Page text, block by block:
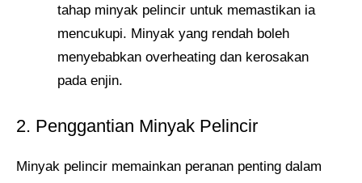
tahap minyak pelincir untuk memastikan ia
mencukupi. Minyak yang rendah boleh
menyebabkan overheating dan kerosakan
pada enjin.
2. Penggantian Minyak Pelincir
Minyak pelincir memainkan peranan penting dalam